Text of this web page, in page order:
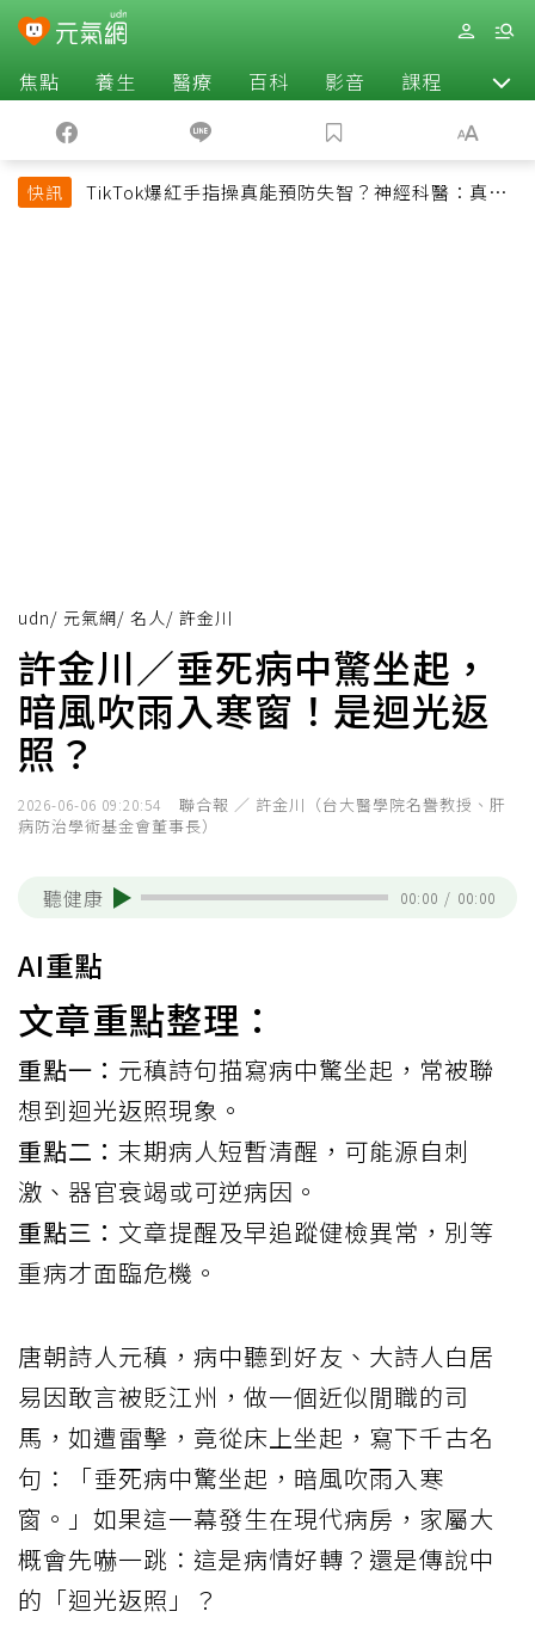
焦點 養生 醫療 百科 影音 課程 退休
快訊
TikTok爆紅手指操真能預防失智？神經科醫：真正
udn/ 元氣網/ 名人/ 許金川
許金川／垂死病中驚坐起，
暗風吹雨入寒窗！是迴光返
照？
2026-06-06 09:20:54
聯合報 ／ 許金川（台大醫學院名譽教授、肝
病防治學術基金會董事長）
聽健康 00:00 / 00:00
AI重點
文章重點整理：
重點一： 元稹詩句描寫病中驚坐起，常被聯
想到迴光返照現象。
重點二： 末期病人短暫清醒，可能源自刺
激、器官衰竭或可逆病因。
重點三： 文章提醒及早追蹤健檢異常，別等
重病才面臨危機。
唐朝詩人元稹，病中聽到好友、大詩人白居
易因敢言被貶江州，做一個近似閒職的司
馬，如遭雷擊，竟從床上坐起，寫下千古名
句：「垂死病中驚坐起，暗風吹雨入寒
窗。」如果這一幕發生在現代病房，家屬大
概會先嚇一跳：這是病情好轉？還是傳說中
的「迴光返照」？